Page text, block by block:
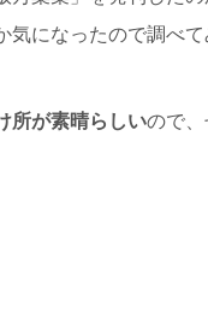
気になったので調べて
所が素晴らしいので